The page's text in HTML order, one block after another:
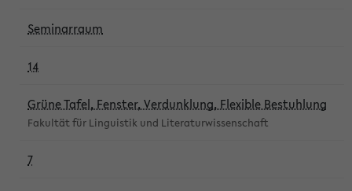
Seminarraum
14
Grüne Tafel, Fenster, Verdunklung, Flexible Bestuhlung
Fakultät für Linguistik und Literaturwissenschaft
7